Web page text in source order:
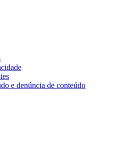
e denúncia de conteúdo